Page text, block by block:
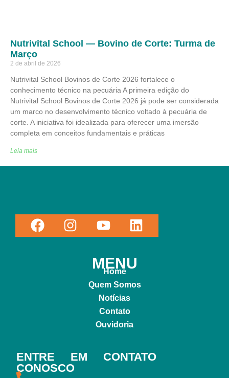
Nutrivital School — Bovino de Corte: Turma de
Março
2 de abril de 2026
Nutrivital School Bovinos de Corte 2026 fortalece o
conhecimento técnico na pecuária A primeira edição do
Nutrivital School Bovinos de Corte 2026 já pode ser considerada
um marco no desenvolvimento técnico voltado à pecuária de
corte. A iniciativa foi idealizada para oferecer uma imersão
completa em conceitos fundamentais e práticas
Leia mais
MENU
Home
Quem Somos
Notícias
Contato
Ouvidoria
ENTRE EM CONTATO
CONOSCO